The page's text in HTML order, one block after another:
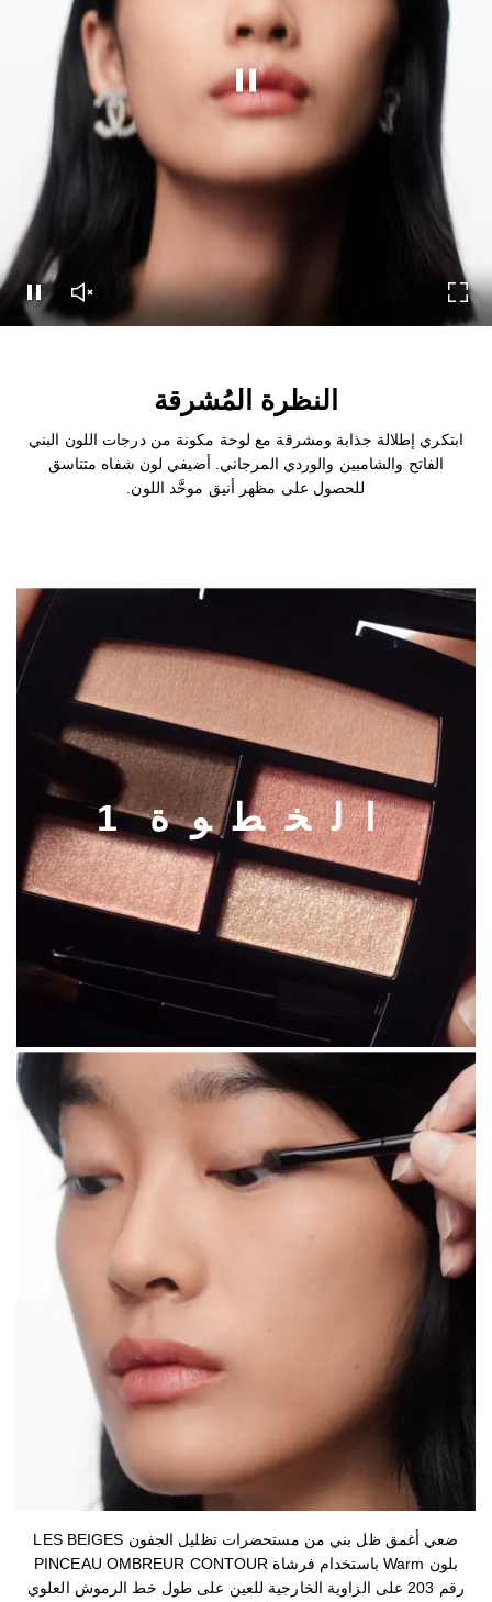
إيقاف هذا الفيديو
إيقاف هذا الفيديوتشغيل صوت الفيديو
النظرة المُشرقة
ابتكري إطلالة جذابة ومشرقة مع لوحة مكونة من درجات اللون البني
الفاتح والشامبين والوردي المرجاني. أضيفي لون شفاه متناسق
للحصول على مظهر أنيق موحَّد اللون.
الخطوة 1
الخطوة 1
ضعي أغمق ظل بني من مستحضرات تظليل الجفون LES BEIGES
بلون Warm باستخدام فرشاة PINCEAU OMBREUR CONTOUR
رقم 203 على الزاوية الخارجية للعين على طول خط الرموش العلوي